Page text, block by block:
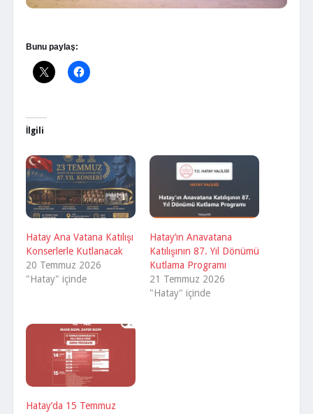
Bunu paylaş:
İlgili
Hatay Ana Vatana Katılışı
Konserlerle Kutlanacak
20 Temmuz 2026
"Hatay" içinde
Hatay’ın Anavatana
Katılışının 87. Yıl Dönümü
Kutlama Programı
21 Temmuz 2026
"Hatay" içinde
Hatay’da 15 Temmuz